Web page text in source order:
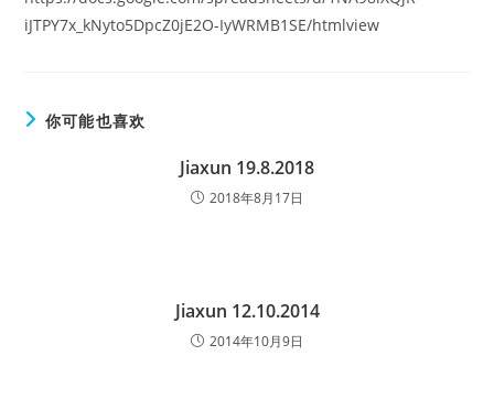
iJTPY7x_kNyto5DpcZ0jE2O-IyWRMB1SE/htmlview
你可能也喜欢
Jiaxun 19.8.2018
2018年8月17日
Jiaxun 12.10.2014
2014年10月9日